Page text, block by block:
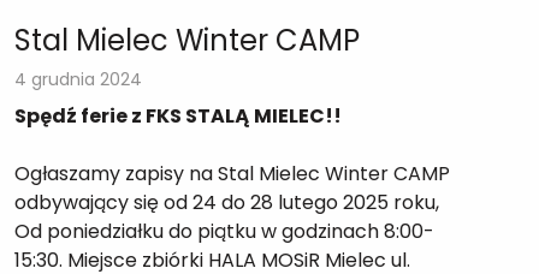
Stal Mielec Winter CAMP
4 grudnia 2024
Spędź ferie z FKS STALĄ MIELEC!!
Ogłaszamy zapisy na Stal Mielec Winter CAMP
odbywający się od 24 do 28 lutego 2025 roku,
Od poniedziałku do piątku w godzinach 8:00-
15:30. Miejsce zbiórki HALA MOSiR Mielec ul.